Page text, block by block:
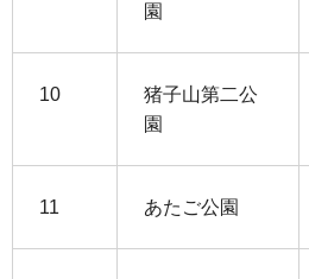
園
10
猪子山第二公
園
11 あたご公園